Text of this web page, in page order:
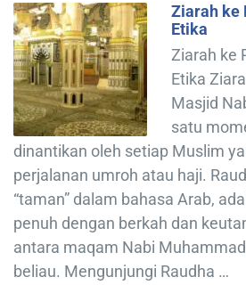
Ziarah ke
Etika
Ziarah ke
Etika
Masjid
satu
dinantikan oleh setiap Muslim
perjalanan umroh atau haji.
“taman” dalam bahasa Arab,
penuh dengan berkah dan
antara maqam Nabi
beliau. Mengunjungi Raudha …